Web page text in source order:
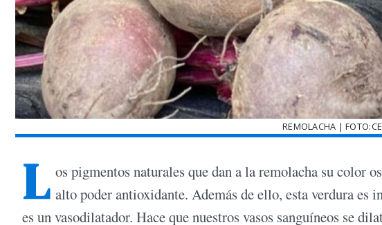
REMOLACHA |
L os pigmentos naturales que dan a la remolacha su color
alto poder antioxidante. Además de ello, esta verdura es
es un vasodilatador. Hace que nuestros vasos sanguíneos se